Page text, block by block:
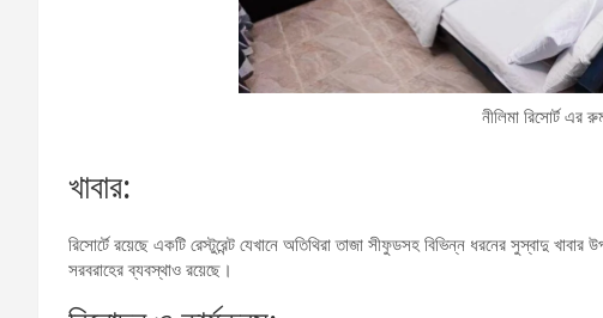
নীলিমা রিসোর্ট এর
খাবার:
রিসোর্টে রয়েছে একটি রেস্টুরেন্ট যেখানে অতিথিরা তাজা সীফুডসহ বিভিন্ন ধরনের সুস্বাদু
সরবরাহের ব্যবস্থাও রয়েছে।